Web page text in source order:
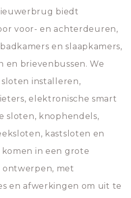
biedt
voor- en achterdeuren,
en slaapkamers,
en brievenbussen. We
installeren,
elektronische smart
sloten, knophendels,
kastsloten en
in een grote
ontwerpen, met
en afwerkingen om uit te